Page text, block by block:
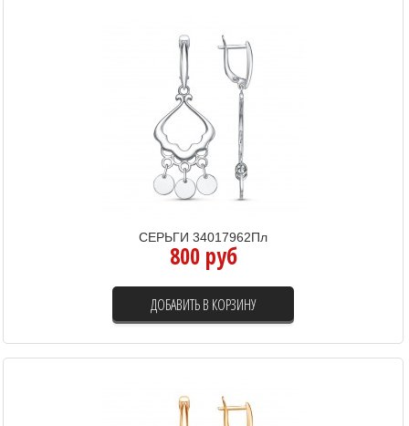
СЕРЬГИ 34017962Пл
800 руб
ДОБАВИТЬ В КОРЗИНУ